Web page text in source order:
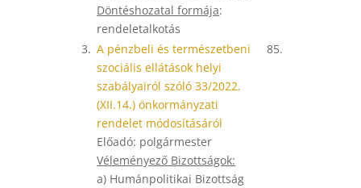
Döntéshozatal formája:
rendeletalkotás
3. A pénzbeli és természetbeni
szociális ellátások helyi
szabályairól szóló 33/2022.
(XII.14.) önkormányzati
rendelet módosításáról
Előadó: polgármester
Véleményező Bizottságok:
a) Humánpolitikai Bizottság
85.